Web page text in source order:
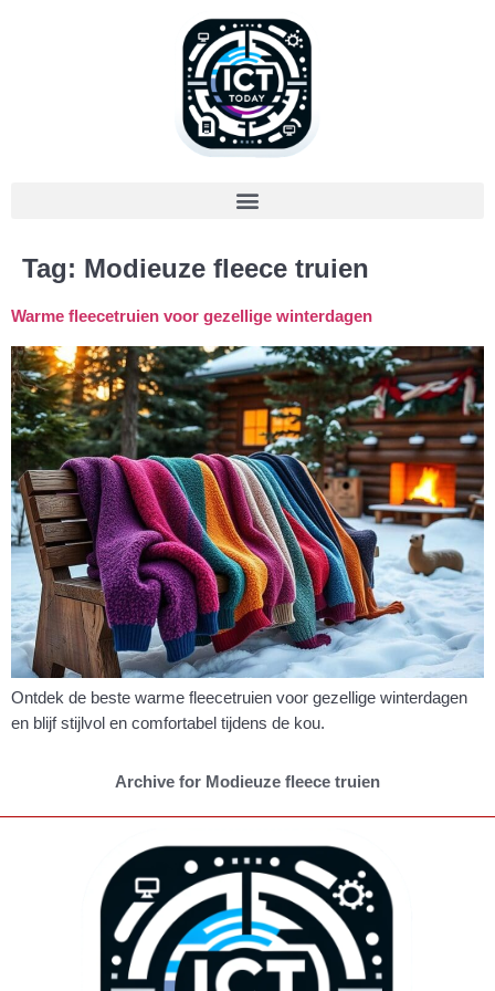
Tag: Modieuze fleece truien
Warme fleecetruien voor gezellige winterdagen
Ontdek de beste warme fleecetruien voor gezellige winterdagen
en blijf stijlvol en comfortabel tijdens de kou.
Archive for Modieuze fleece truien